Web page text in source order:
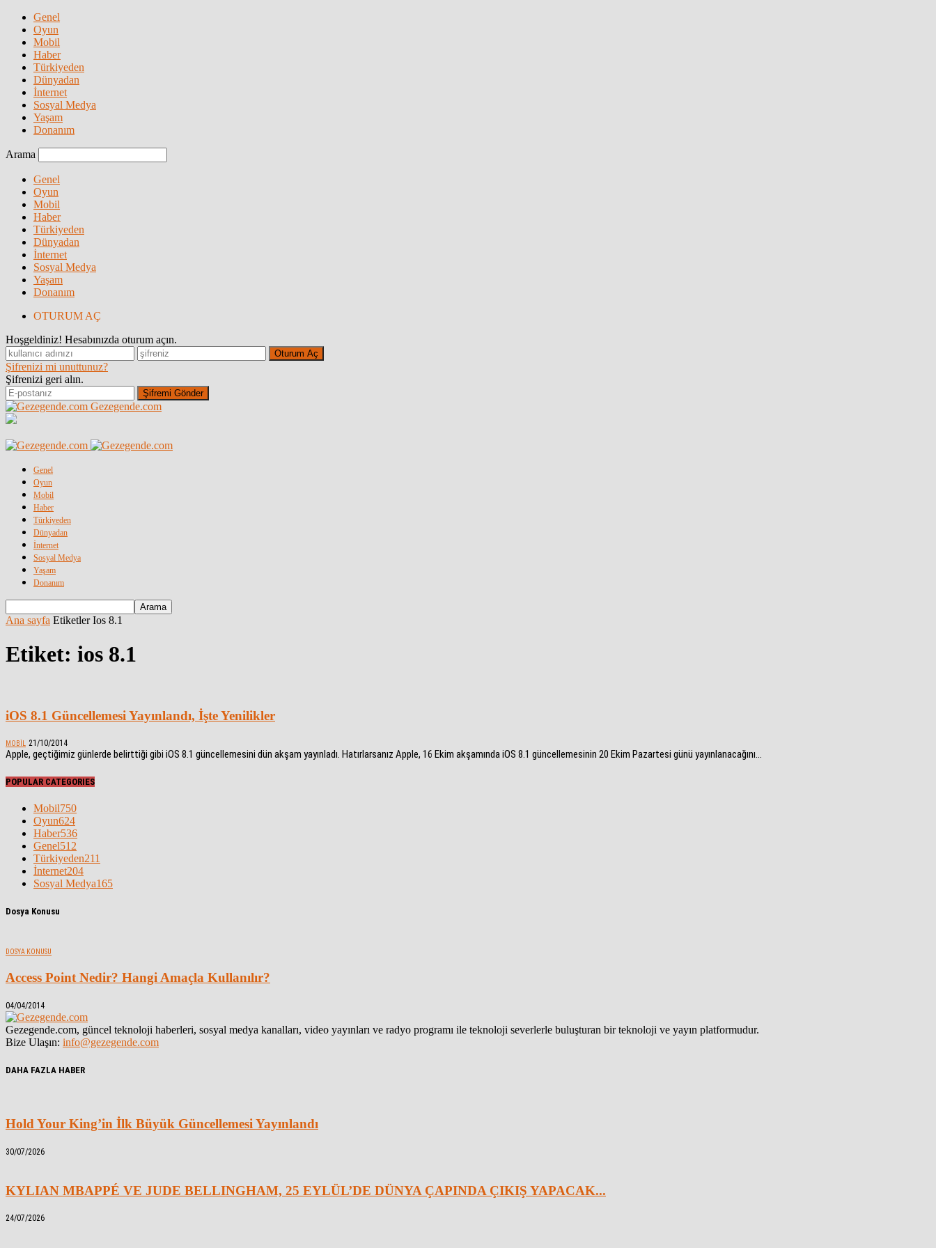
Genel
Oyun
Mobil
Haber
Türkiyeden
Dünyadan
İnternet
Sosyal Medya
Yaşam
Donanım
Arama
Genel
Oyun
Mobil
Haber
Türkiyeden
Dünyadan
İnternet
Sosyal Medya
Yaşam
Donanım
OTURUM AÇ
Hoşgeldiniz! Hesabınızda oturum açın.
Şifrenizi mi unuttunuz?
Şifrenizi geri alın.
Gezegende.com
Genel
Oyun
Mobil
Haber
Türkiyeden
Dünyadan
İnternet
Sosyal Medya
Yaşam
Donanım
Ana sayfa Etiketler Ios 8.1
Etiket: ios 8.1
iOS 8.1 Güncellemesi Yayınlandı, İşte Yenilikler
MOBIL 21/10/2014
Apple, geçtiğimiz günlerde belirttiği gibi iOS 8.1 güncellemesini dün akşam yayınladı. Hatırlarsanız Apple, 16 Ekim akşamında iOS 8.1 güncellemesinin 20 Ekim Pazartesi günü yayınlanacağını...
POPULAR CATEGORIES
Mobil750
Oyun624
Haber536
Genel512
Türkiyeden211
İnternet204
Sosyal Medya165
Dosya Konusu
DOSYA KONUSU
Access Point Nedir? Hangi Amaçla Kullanılır?
04/04/2014
Gezegende.com, güncel teknoloji haberleri, sosyal medya kanalları, video yayınları ve radyo programı ile teknoloji severlerle buluşturan bir teknoloji ve yayın platformudur.
Bize Ulaşın: info@gezegende.com
DAHA FAZLA HABER
Hold Your King’in İlk Büyük Güncellemesi Yayınlandı
30/07/2026
KYLIAN MBAPPÉ VE JUDE BELLINGHAM, 25 EYLÜL’DE DÜNYA ÇAPINDA ÇIKIŞ YAPACAK...
24/07/2026